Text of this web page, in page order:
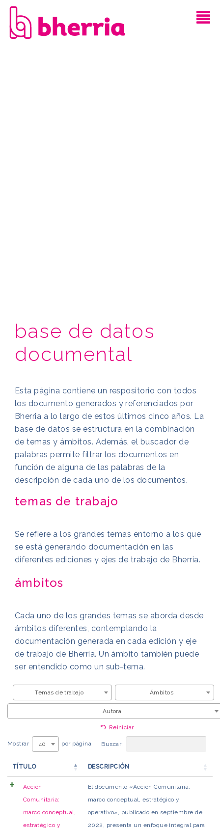
base de datos
documental
Esta página contiene un respositorio con todos
los documento generados y referenciados por
Bherria a lo largo de estos últimos cinco años. La
base de datos se estructura en la combinación
de temas y ámbitos. Además, el buscador de
palabras permite filtrar los documentos en
función de alguna de las palabras de la
descripción de cada uno de los documentos.
temas de trabajo
Se refiere a los grandes temas entorno a los que
se está generando documentación en las
diferentes ediciones y ejes de trabajo de Bherria.
ámbitos
Cada uno de los grandes temas se aborda desde
ámbitos diferentes, contemplando la
documentación generada en cada edición y eje
de trabajo de Bherria. Un ámbito también puede
ser entendido como un sub-tema.
Temas de trabajo Ámbitos
Autora
Reiniciar
Mostrar 40 por página Buscar:
TÍTULO DESCRIPCIÓN
Acción
Comunitaria:
marco conceptual,
estratégico y
El documento «Acción Comunitaria:
marco conceptual, estratégico y
operativo», publicado en septiembre de
2022, presenta un enfoque integral para